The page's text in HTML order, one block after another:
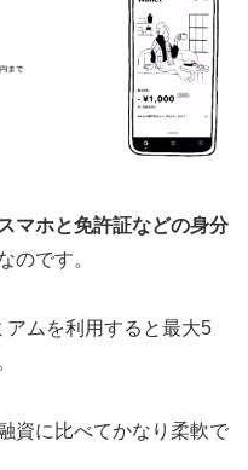
スマホと免許証などの身分
のです。
ムを利用すると最大5
資に比べてかなり柔軟で